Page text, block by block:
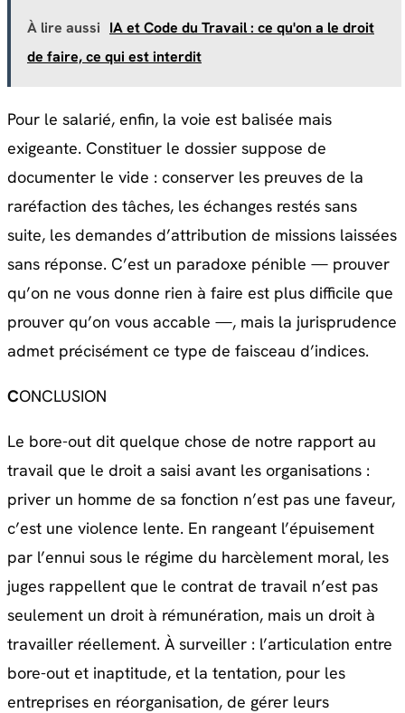
À lire aussi IA et Code du Travail : ce qu'on a le droit
de faire, ce qui est interdit
Pour le salarié, enfin, la voie est balisée mais
exigeante. Constituer le dossier suppose de
documenter le vide : conserver les preuves de la
raréfaction des tâches, les échanges restés sans
suite, les demandes d’attribution de missions laissées
sans réponse. C’est un paradoxe pénible — prouver
qu’on ne vous donne rien à faire est plus difficile que
prouver qu’on vous accable —, mais la jurisprudence
admet précisément ce type de faisceau d’indices.
CONCLUSION
Le bore-out dit quelque chose de notre rapport au
travail que le droit a saisi avant les organisations :
priver un homme de sa fonction n’est pas une faveur,
c’est une violence lente. En rangeant l’épuisement
par l’ennui sous le régime du harcèlement moral, les
juges rappellent que le contrat de travail n’est pas
seulement un droit à rémunération, mais un droit à
travailler réellement. À surveiller : l’articulation entre
bore-out et inaptitude, et la tentation, pour les
entreprises en réorganisation, de gérer leurs